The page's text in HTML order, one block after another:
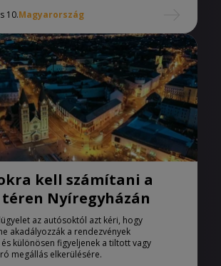
10.Magyarország
kell számítani a
téren Nyíregyházán
az autósoktól azt kéri, hogy
akadályozzák a rendezvények
különösen figyeljenek a tiltott vagy
megállás elkerülésére.